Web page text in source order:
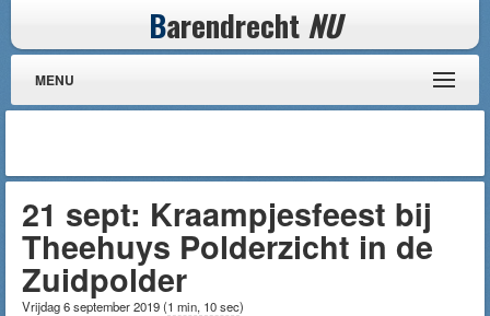
Barendrecht NU
MENU
21 sept: Kraampjesfeest bij
Theehuys Polderzicht in de
Zuidpolder
Vrijdag 6 september 2019(1 min, 10 sec)